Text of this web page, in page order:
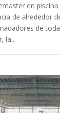
en
de alrededor
de
la...